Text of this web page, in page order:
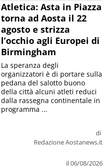
Atletica: Asta in Piazza
torna ad Aosta il 22
agosto e strizza
l’occhio agli Europei di
Birmingham
di
Redazione Aostanews.it
il 06/08/2026
La speranza degli
organizzatori è di portare sulla
pedana del salotto buono
della città alcuni atleti reduci
dalla rassegna continentale in
programma ...